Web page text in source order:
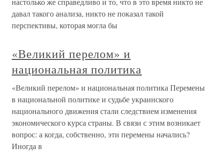
давал такого анализа, никто не показал такой
перспективы, которая могла бы
«Великий перелом» и
национальная политика
«Великий перелом» и национальная политика Перемены
в национальной политике и судьбе украинского
национального движения стали следствием изменения
экономического курса страны. В связи с этим возникает
вопрос: а когда, собственно, эти перемены начались?
Иногда в